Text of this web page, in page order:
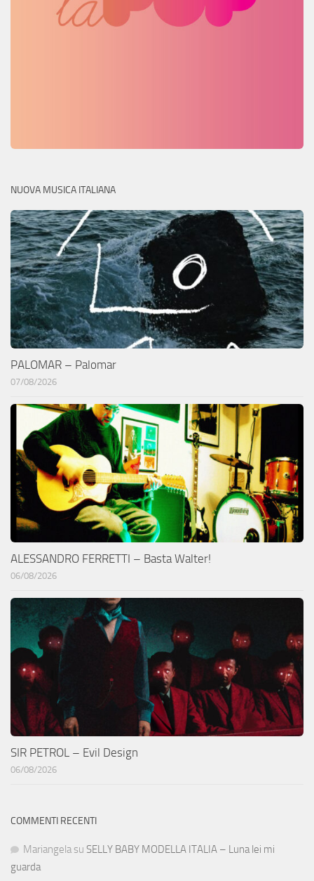
NUOVA MUSICA ITALIANA
PALOMAR – Palomar
07/08/2026
ALESSANDRO FERRETTI – Basta Walter!
06/08/2026
SIR PETROL – Evil Design
06/08/2026
COMMENTI RECENTI
Mariangela su SELLY BABY MODELLA ITALIA – Luna lei mi
guarda